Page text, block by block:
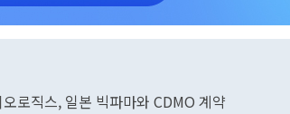
로직스, 일본 빅파마와 CDMO 계약